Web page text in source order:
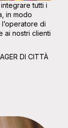
tutti i
in modo
di
ai nostri clienti
DI CITTÀ